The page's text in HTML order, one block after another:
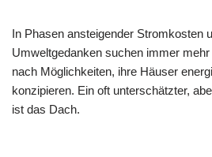
In Phasen ansteigender Stromkosten
Umweltgedanken suchen immer
nach Möglichkeiten, ihre Häuser
konzipieren. Ein oft unterschätzter,
ist das Dach.